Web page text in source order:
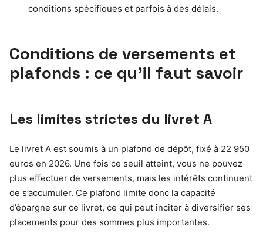
conditions spécifiques et parfois à des délais.
Conditions de versements et
plafonds : ce qu’il faut savoir
Les limites strictes du livret A
Le livret A est soumis à un plafond de dépôt, fixé à 22 950
euros en 2026. Une fois ce seuil atteint, vous ne pouvez
plus effectuer de versements, mais les intérêts continuent
de s’accumuler. Ce plafond limite donc la capacité
d’épargne sur ce livret, ce qui peut inciter à diversifier ses
placements pour des sommes plus importantes.